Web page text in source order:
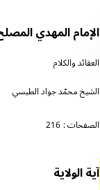
الإمام المهدي
العقائد والكلام
الشيخ محمّد جواد الطبسي
الصفحات : 216
آية الولاية